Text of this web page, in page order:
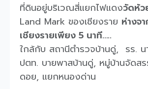
ที่ดินอยู่บริเวณสี่แยกไฟแดงวัดห้ว
Land Mark ของเชียงราย ห่างจ
เชียงรายเพียง 5 นาที…..
ใกล้กับ สถานีตำรวจบ้านดู่, รร. น
ปตท. บายพาสบ้านดู่, หมู่บ้านจัดส
ดอย, แยกหนองด่าน